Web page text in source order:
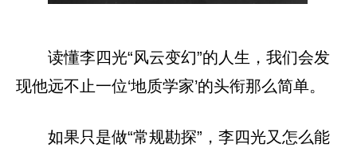
读懂李四光“风云变幻”的人生，我们会发
现他远不止一位‘地质学家’的头衔那么简单。
如果只是做“常规勘探”，李四光又怎么能